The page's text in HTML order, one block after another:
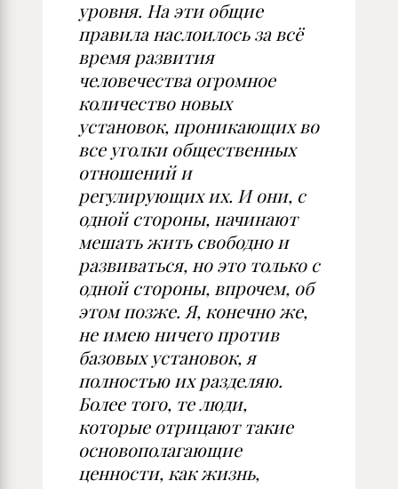
уровня. На эти общие
правила наслоилось за всё
время развития
человечества огромное
количество новых
установок, проникающих во
все уголки общественных
отношений и
регулирующих их. И они, с
одной стороны, начинают
мешать жить свободно и
развиваться, но это только с
одной стороны, впрочем, об
этом позже. Я, конечно же,
не имею ничего против
базовых установок, я
полностью их разделяю.
Более того, те люди,
которые отрицают такие
основополагающие
ценности, как жизнь,